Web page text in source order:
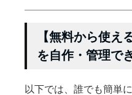
【無料から使え
を自作・管理で
以下では、誰でも簡単